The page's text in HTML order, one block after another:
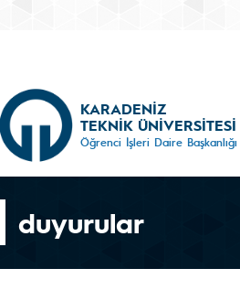
KARADENİZ
TEKNİK ÜNİVERSİTESİ
Öğrenci İşleri Daire Başkanlığı
duyurular